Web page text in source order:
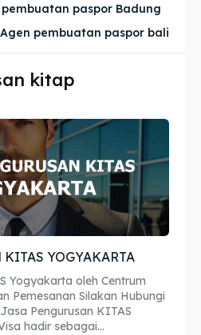
paspor Badung
Agen pembuatan paspor bali
kitap
KITAS YOGYAKARTA
Yogyakarta oleh Centrum
Pemesanan Silakan Hubungi
hadir sebagai...